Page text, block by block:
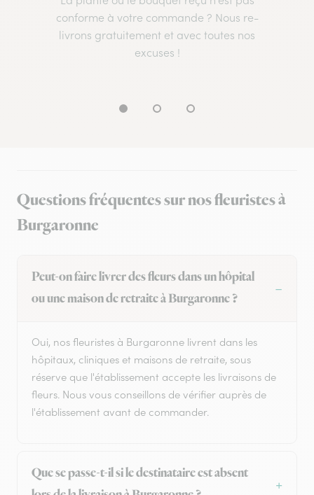
conforme à votre commande ? Nous re-
livrons gratuitement et avec toutes nos
excuses !
Questions fréquentes sur nos fleuristes à
Burgaronne
Peut-on faire livrer des fleurs dans un hôpital
ou une maison de retraite à Burgaronne ?
Oui, nos fleuristes à Burgaronne livrent dans les
hôpitaux, cliniques et maisons de retraite, sous
réserve que l'établissement accepte les livraisons de
fleurs. Nous vous conseillons de vérifier auprès de
l'établissement avant de commander.
Que se passe-t-il si le destinataire est absent